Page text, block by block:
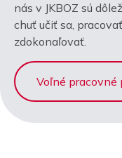
nás v JKBOZ sú
chuť učiť sa,
zdokonaľovať.
Voľné pracovné